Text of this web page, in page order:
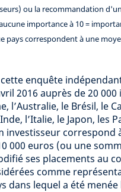
ou la recommandation
importance à 10 =
pays correspondent à une
enquête
2016 auprès de 20 000
l’Australie, le Brésil, le
l’Italie, le Japon, les
investisseur correspond
000 euros (ou une
ses placements au
comme
dans lequel a été menée